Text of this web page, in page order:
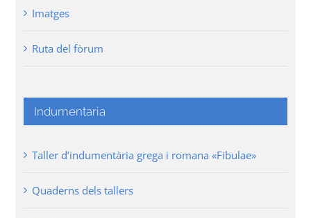
Imatges
Ruta del fòrum
Indumentaria
Taller d’indumentària grega i romana «Fibulae»
Quaderns dels tallers